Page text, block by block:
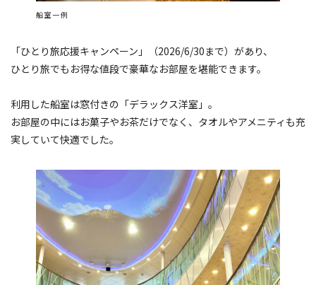
船室一例
「ひとり旅応援キャンペーン」（2026/6/30まで）があり、
ひとり旅でもお得な値段で豪華なお部屋を堪能できます。
利用した船室は窓付きの「デラックス洋室」。
お部屋の中にはお菓子やお茶だけでなく、タオルやアメニティも充
実していて快適でした。